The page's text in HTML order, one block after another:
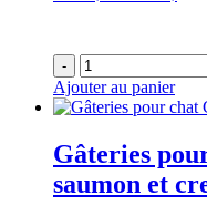
à
-
Ajouter au panier
Gâteries
saumon et